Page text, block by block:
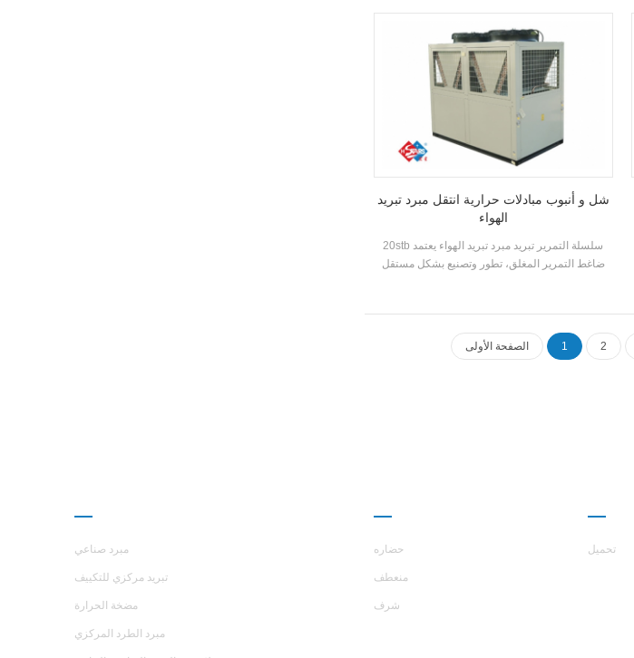
و 55 ° C المياه الساخنة مستعدة لتلبية الطلب على
الماء الساخن بين 35-55 ° مئترا. وظيفة التدفئة،
مناسبة لتوريد الهواء المباشر أو الإشعاع الأرضي
التدفئة.
شل و أنبوب مبادلات حرارية انتقل مبرد تبريد
الهواء
20stb سلسلة التمرير تبريد مبرد تبريد الهواء يعتمد
ضاغط التمرير المغلق، تطور وتصنيع بشكل مستقل
الصفحة الأولى 1 2
مبرد صناعي
تبريد مركزي للتكييف
مضخة الحرارة
مبرد الطرد المركزي
حضاره
منعطف
شرف
تحميل